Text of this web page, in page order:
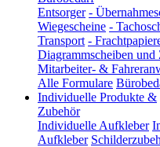
Entsorger -
Wiegescheine -
Transport -
Diagrammscheiben und
Mitarbeiter- &
Alle Formulare
Individuelle Produkte &
Zubehör
Individuelle Aufkleber
Aufkleber